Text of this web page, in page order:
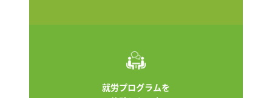
就労プログラムを